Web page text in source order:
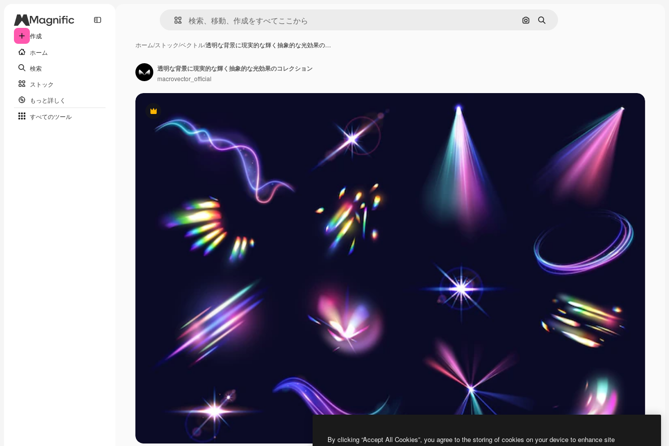
作成
ホーム
検索
ストック
もっと詳しく
すべてのツール
画像で検索
検索
ホーム/ストック/ベクトル/透明な背景に現実的な輝く抽象的な光効果の…
Premium
透明な背景に現実的な輝く抽象的な光効果のコレクション
macrovector_official
By clicking “Accept All Cookies”, you agree to the storing of cookies on your device to enhance site